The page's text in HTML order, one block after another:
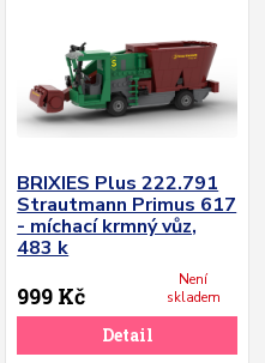
BRIXIES Plus 222.791
Strautmann Primus 617
- míchací krmný vůz,
483 k
999 Kč
Není
skladem
Detail